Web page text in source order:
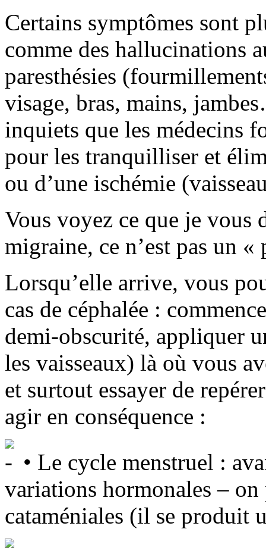
Certains symptômes sont
comme des hallucinations
paresthésies
visage, bras, mains,
inquiets que les médecins
pour les tranquilliser et
ou d’une ischémie
Vous voyez ce que je vous
migraine, ce n’est pas un
Lorsqu’elle arrive, vous
cas de céphalée :
demi-obscurité, appliquer
les vaisseaux) là où vous
et surtout essayer de
agir en conséquence :
• Le cycle menstruel :
variations hormonales –
cataméniales (il se produit